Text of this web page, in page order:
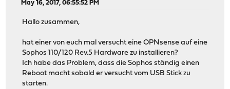
May 16, 2017, 06:55:52 PM
Hallo zusammen,
hat einer von euch mal versucht eine OPNsense auf eine
Sophos 110/120 Rev.5 Hardware zu installieren?
Ich habe das Problem, dass die Sophos ständig einen
Reboot macht sobald er versucht vom USB Stick zu
starten.